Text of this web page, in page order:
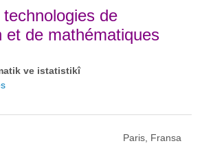
de
et de mathématiques
ve istatistikî
Paris, Fransa